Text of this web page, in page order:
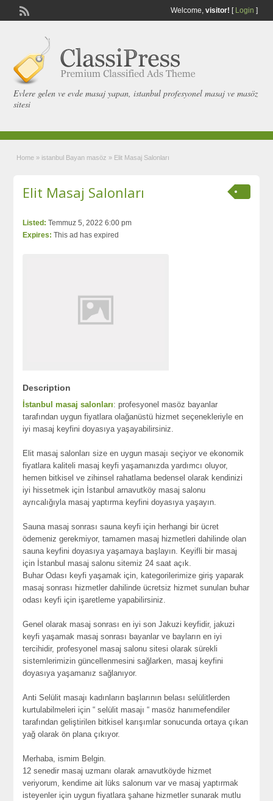
Welcome, visitor! [ Login ]
Evlere gelen ve evde masaj yapan, istanbul profesyonel masaj ve masöz
sitesi
Home » istanbul Bayan masöz » Elit Masaj Salonları
Elit Masaj Salonları
Listed: Temmuz 5, 2022 6:00 pm
Expires: This ad has expired
Description
İstanbul masaj salonları: profesyonel masöz bayanlar
tarafından uygun fiyatlara olağanüstü hizmet seçenekleriyle en
iyi masaj keyfini doyasıya yaşayabilirsiniz.
Elit masaj salonları size en uygun masajı seçiyor ve ekonomik
fiyatlara kaliteli masaj keyfi yaşamanızda yardımcı oluyor,
hemen bitkisel ve zihinsel rahatlama bedensel olarak kendinizi
iyi hissetmek için İstanbul arnavutköy masaj salonu
ayrıcalığıyla masaj yaptırma keyfini doyasıya yaşayın.
Sauna masaj sonrası sauna keyfi için herhangi bir ücret
ödemeniz gerekmiyor, tamamen masaj hizmetleri dahilinde olan
sauna keyfini doyasıya yaşamaya başlayın. Keyifli bir masaj
için İstanbul masaj salonu sitemiz 24 saat açık.
Buhar Odası keyfi yaşamak için, kategorilerimize giriş yaparak
masaj sonrası hizmetler dahilinde ücretsiz hizmet sunulan buhar
odası keyfi için işaretleme yapabilirsiniz.
Genel olarak masaj sonrası en iyi son Jakuzi keyfidir, jakuzi
keyfi yaşamak masaj sonrası bayanlar ve bayların en iyi
tercihidir, profesyonel masaj salonu sitesi olarak sürekli
sistemlerimizin güncellenmesini sağlarken, masaj keyfini
doyasıya yaşamanız sağlanıyor.
Anti Selülit masajı kadınların başlarının belası selülitlerden
kurtulabilmeleri için “ selülit masajı “ masöz hanımefendiler
tarafından geliştirilen bitkisel karışımlar sonucunda ortaya çıkan
yağ olarak ön plana çıkıyor.
Merhaba, ismim Belgin.
12 senedir masaj uzmanı olarak arnavutköyde hizmet
veriyorum, kendime ait lüks salonum var ve masaj yaptırmak
isteyenler için uygun fiyatlara şahane hizmetler sunarak mutlu